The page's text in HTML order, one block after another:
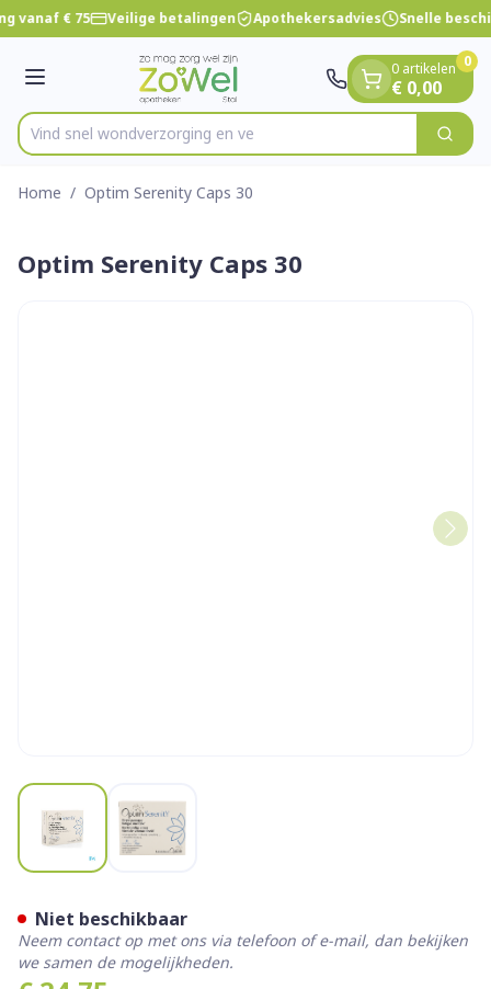
Ga naar de inhoud
1 van 1
vanaf € 75 Veilige betalingen Apothekersadvies Snelle
Menu
Product, merk, categorie...
Vind snel wondverzorgi Zoek
0 artikelen
€ 0,00
0
Home / Optim Serenity Caps 30
Optim Serenity Caps 30
View larger imageView larger image
Niet beschikbaar
Neem contact op met ons via telefoon of e-mail, dan bekijken
we samen de mogelijkheden.